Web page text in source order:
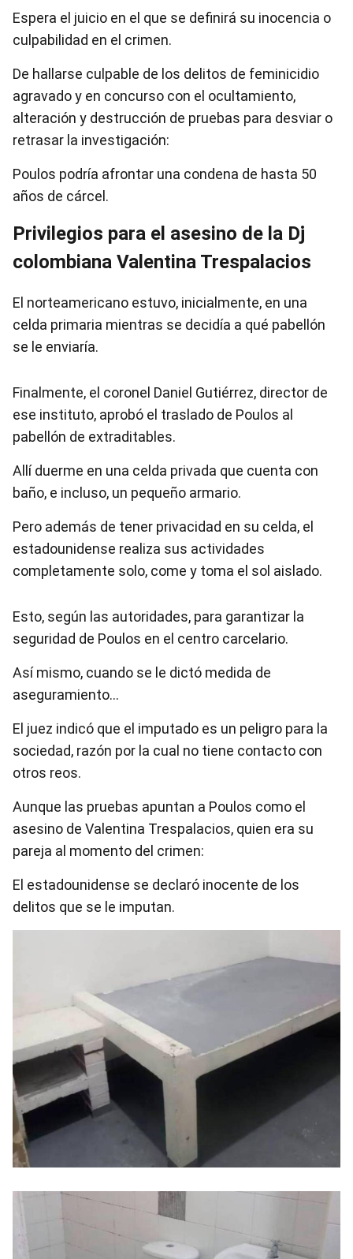
Espera el juicio en el que se definirá su inocencia o
culpabilidad en el crimen.
De hallarse culpable de los delitos de feminicidio
agravado y en concurso con el ocultamiento,
alteración y destrucción de pruebas para desviar o
retrasar la investigación:
Poulos podría afrontar una condena de hasta 50
años de cárcel.
Privilegios para el asesino de la Dj
colombiana Valentina Trespalacios
El norteamericano estuvo, inicialmente, en una
celda primaria mientras se decidía a qué pabellón
se le enviaría.
Finalmente, el coronel Daniel Gutiérrez, director de
ese instituto, aprobó el traslado de Poulos al
pabellón de extraditables.
Allí duerme en una celda privada que cuenta con
baño, e incluso, un pequeño armario.
Pero además de tener privacidad en su celda, el
estadounidense realiza sus actividades
completamente solo, come y toma el sol aislado.
Esto, según las autoridades, para garantizar la
seguridad de Poulos en el centro carcelario.
Así mismo, cuando se le dictó medida de
aseguramiento…
El juez indicó que el imputado es un peligro para la
sociedad, razón por la cual no tiene contacto con
otros reos.
Aunque las pruebas apuntan a Poulos como el
asesino de Valentina Trespalacios, quien era su
pareja al momento del crimen:
El estadounidense se declaró inocente de los
delitos que se le imputan.